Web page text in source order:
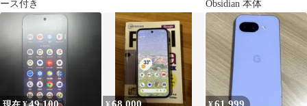
ース付き
Obsidian 本体
49,100 68,000 61,999